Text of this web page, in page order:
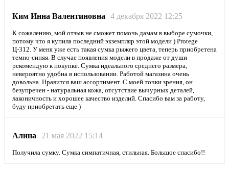
Ким Инна Валентиновна 4 декабря 2022 12:25
К сожалению, мой отзыв не сможет помочь дамам в выборе сумочки,
потому что я купила последний экземпляр этой модели ) Protege
Ц-312. У меня уже есть такая сумка рыжего цвета, теперь приобретена
темно-синяя. В случае появления модели в продаже от души
рекомендую к покупке. Сумка идеального среднего размера,
невероятно удобна в использовании. Работой магазина очень
довольна. Нравится ваш ассортимент. С моей точки зрения, он
безупречен - натуральная кожа, отсутствие вычурных деталей,
лаконичность и хорошее качество изделий. Спасибо вам за работу,
буду приобретать еще )
Алина 21 мая 2022 15:14
Получила сумку. Сумка симпатичная, стильная. Большое спасибо!!